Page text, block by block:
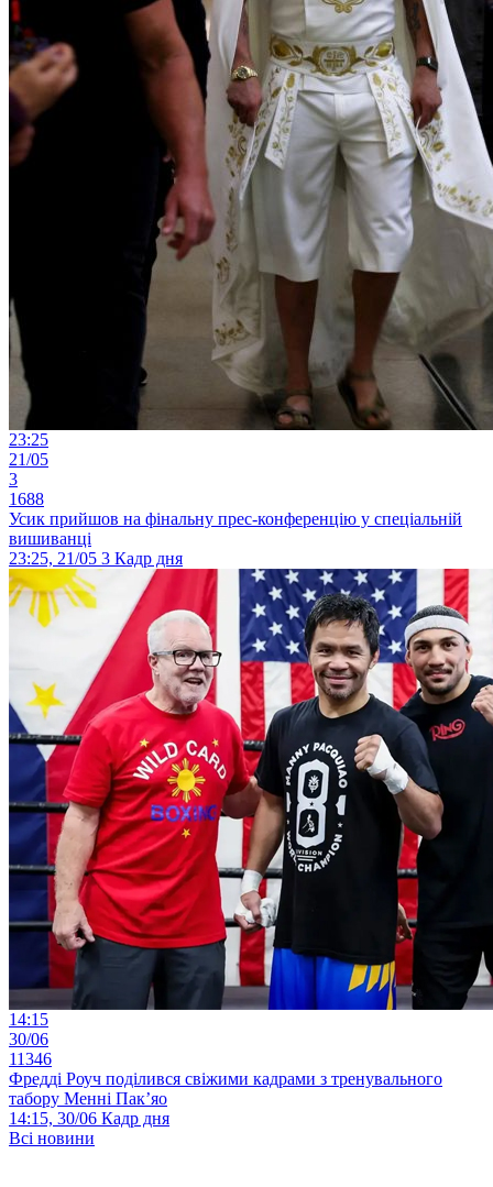
23:25
21/05
3
1688
Усик прийшов на фінальну прес-конференцію у спеціальній
вишиванці
23:25, 21/05 3 Кадр дня
14:15
30/06
11346
Фредді Роуч поділився свіжими кадрами з тренувального
табору Менні Пак’яо
14:15, 30/06 Кадр дня
Всі новини